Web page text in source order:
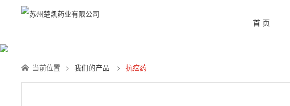
首 页
当前位置 > 我们的产品 > 抗癌药